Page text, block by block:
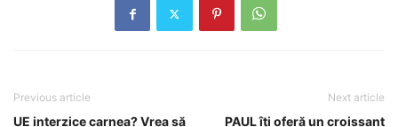
Previous article
UE interzice carnea? Vrea să
Next article
PAUL îţi oferă un croissant